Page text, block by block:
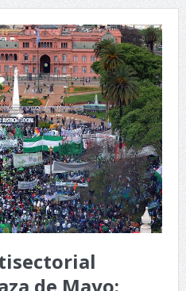
de Mayo: